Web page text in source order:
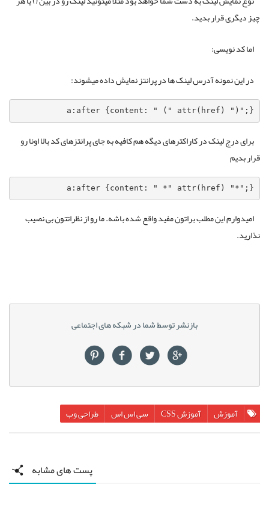
چیز دیگری قرار بدید.
اما کد نویسی:
در این نمونه آدرس لینک ها در پرانتز نمایش داده میشوند:
a:after {content: " (" attr(href) ")";}
برای درج لینک در کاراکترهای دیگه هم کافیه به جای پرانتزهای کد بالا اونا رو
قرار بدیم
a:after {content: " *" attr(href) "*";}
امیدوارم این مطلب براتون مفید واقع شده باشه. ما رو از نظراتتون بی نصیب
نذارید.
بازنشر توسط شما در شبکه های اجتماعی
آموزش آموزش CSS سی اس اس طراحی وب
پست های مشابه